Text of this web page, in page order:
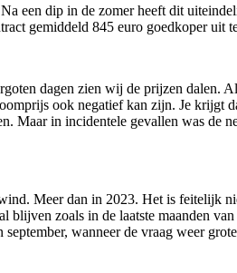
een dip in de zomer heeft dit
gemiddeld 845 euro goedkoper uit
dagen zien wij de prijzen dalen.
ook negatief kan zijn. Je krijgt
Maar in incidentele gevallen was de
Meer dan in 2023. Het is feitelijk
zoals in de laatste maanden
wanneer de vraag weer